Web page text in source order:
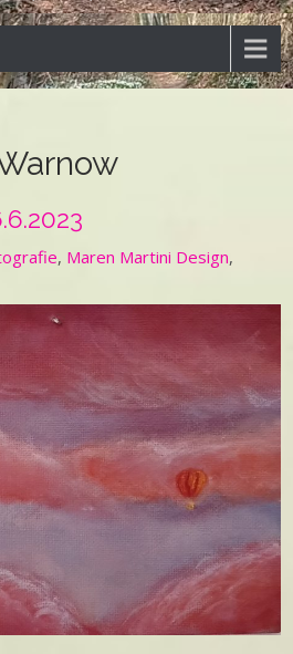
, Maren Martini Design,